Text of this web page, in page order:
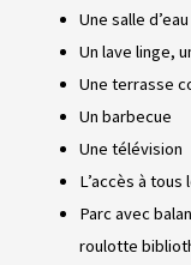
Une salle
Un lave linge,
Une terrasse
Un barbecue
Une télévision
L’accès à
Parc avec
roulotte